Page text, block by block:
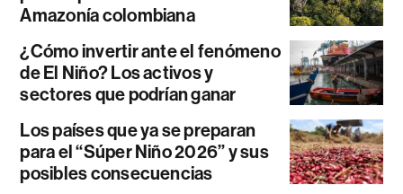
Amazonía colombiana
¿Cómo invertir ante el fenómeno
de El Niño? Los activos y
sectores que podrían ganar
Los países que ya se preparan
para el “Súper Niño 2026” y sus
posibles consecuencias